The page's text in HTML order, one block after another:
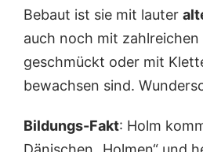
Bebaut ist sie mit lauter
auch noch mit zahlreichen
geschmückt oder mit
bewachsen sind.
Bildungs-Fakt: Holm